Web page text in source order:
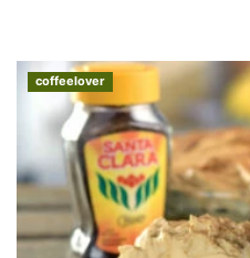
coffeelover